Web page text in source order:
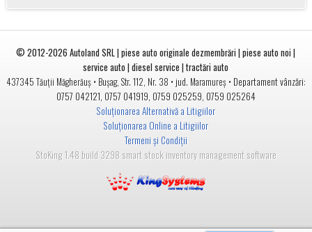
© 2012-2026Autoland SRL | piese auto originale dezmembrări | piese auto noi |
service auto | diesel service | tractări auto
437345 Tăuții Măgherăuș• Bușag, Str. 112, Nr. 38 • jud. Maramureș • Departament vânzări:
0757 042121, 0757 041919, 0759 025259, 0759 025264
Soluționarea Alternativă a Litigiilor
Soluționarea Online a Litigiilor
Termeni și Condiții
StoKing 1.48 build 3298 smart stock inventory management software